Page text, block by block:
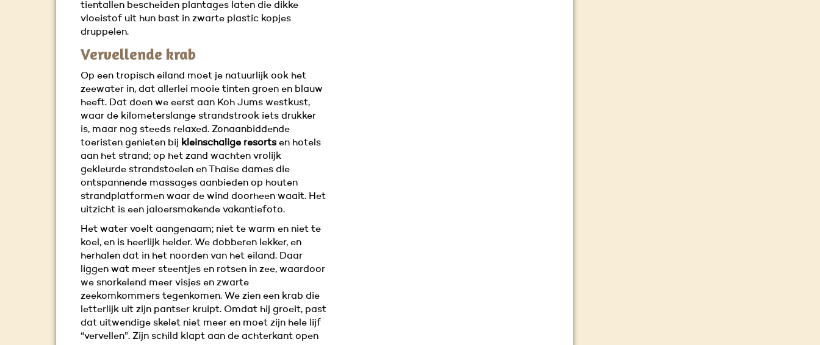
tientallen bescheiden plantages laten die dikke
vloeistof uit hun bast in zwarte plastic kopjes
druppelen.
Vervellende krab
Op een tropisch eiland moet je natuurlijk ook het
zeewater in, dat allerlei mooie tinten groen en blauw
heeft. Dat doen we eerst aan Koh Jums westkust,
waar de kilometerslange strandstrook iets drukker
is, maar nog steeds relaxed. Zonaanbiddende
toeristen genieten bij kleinschalige resorts en hotels
aan het strand; op het zand wachten vrolijk
gekleurde strandstoelen en Thaise dames die
ontspannende massages aanbieden op houten
strandplatformen waar de wind doorheen waait. Het
uitzicht is een jaloersmakende vakantiefoto.
Het water voelt aangenaam; niet te warm en niet te
koel, en is heerlijk helder. We dobberen lekker, en
herhalen dat in het noorden van het eiland. Daar
liggen wat meer steentjes en rotsen in zee, waardoor
we snorkelend meer visjes en zwarte
zeekomkommers tegenkomen. We zien een krab die
letterlijk uit zijn pantser kruipt. Omdat hij groeit, past
dat uitwendige skelet niet meer en moet zijn hele lijf
“vervellen”. Zijn schild klapt aan de achterkant open